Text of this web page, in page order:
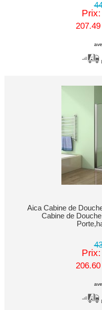
Aica Cabine de
Cabine de